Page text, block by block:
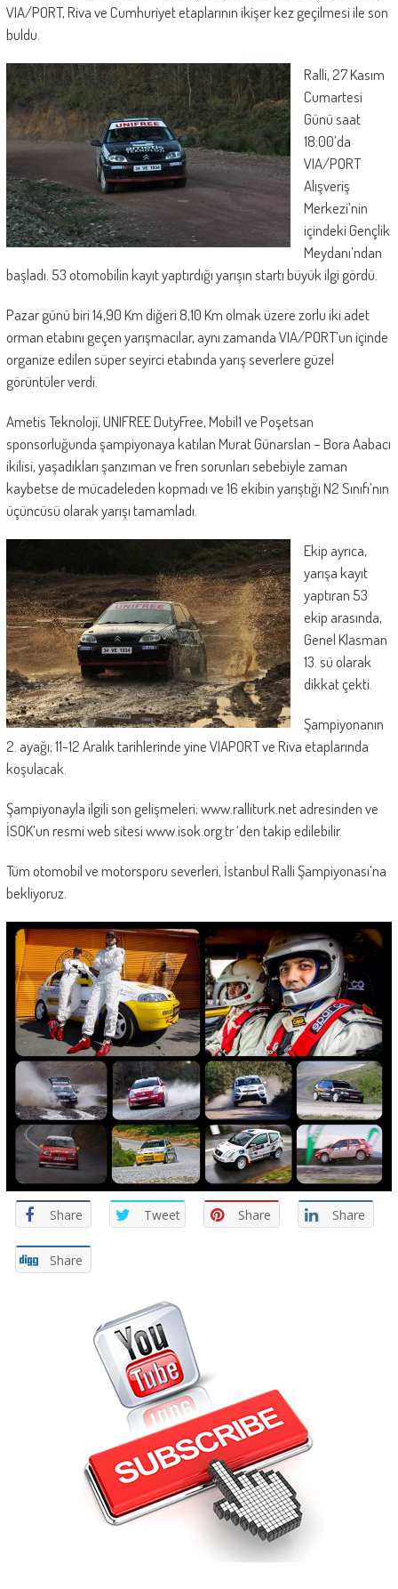
VIA/PORT, Riva ve Cumhuriyet etaplarının ikişer kez geçilmesi ile son
buldu.
Ralli, 27 Kasım
Cumartesi
Günü saat
18:00’da
VIA/PORT
Alışveriş
Merkezi’nin
içindeki Gençlik
Meydanı’ndan
başladı. 53 otomobilin kayıt yaptırdığı yarışın startı büyük ilgi gördü.
Pazar günü biri 14,90 Km diğeri 8,10 Km olmak üzere zorlu iki adet
orman etabını geçen yarışmacılar, aynı zamanda VIA/PORT’un içinde
organize edilen süper seyirci etabında yarış severlere güzel
görüntüler verdi.
Ametis Teknoloji, UNIFREE DutyFree, Mobil1 ve Poşetsan
sponsorluğunda şampiyonaya katılan Murat Günarslan – Bora Aabacı
ikilisi, yaşadıkları şanzıman ve fren sorunları sebebiyle zaman
kaybetse de mücadeleden kopmadı ve 16 ekibin yarıştığı N2 Sınıfı’nın
üçüncüsü olarak yarışı tamamladı.
Ekip ayrıca,
yarışa kayıt
yaptıran 53
ekip arasında,
Genel Klasman
13. sü olarak
dikkat çekti.
Şampiyonanın
2. ayağı; 11-12 Aralık tarihlerinde yine VIAPORT ve Riva etaplarında
koşulacak.
Şampiyonayla ilgili son gelişmeleri; www.ralliturk.net adresinden ve
İSOK’un resmi web sitesi www.isok.org.tr ‘den takip edilebilir.
Tüm otomobil ve motorsporu severleri, İstanbul Ralli Şampiyonası’na
bekliyoruz.
Share Tweet Share Share
Share